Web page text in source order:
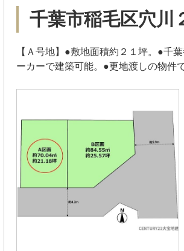
千葉市稲毛区穴
【Ａ号地】●敷地面積約２１坪。●千
ーカーで建築可能。●更地渡しの物件で